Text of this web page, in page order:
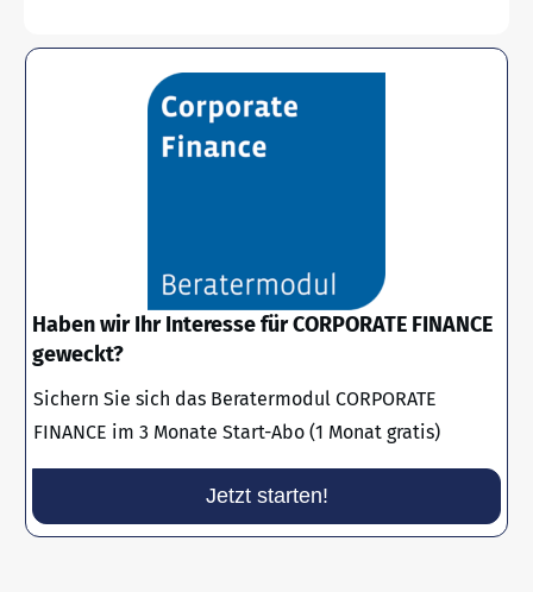
Haben wir Ihr Interesse für CORPORATE FINANCE
geweckt?
Sichern Sie sich das Beratermodul CORPORATE
FINANCE im 3 Monate Start-Abo (1 Monat gratis)
Jetzt starten!